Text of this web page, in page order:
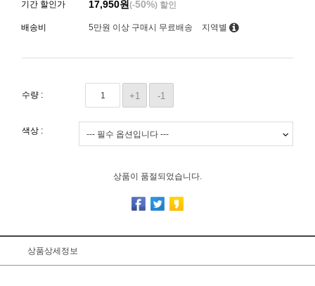
기간 할인가 17,950원 (-50%) 할인
배송비 5만원 이상 구매시 무료배송 지역별
수량 : +1 -1
색상 :
상품이 품절되었습니다.
상품상세정보